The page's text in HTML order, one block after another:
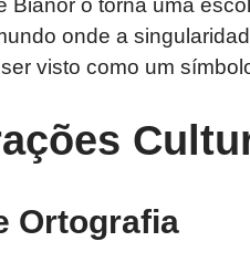
Bianor o torna uma
onde a
visto como um
Ortografia